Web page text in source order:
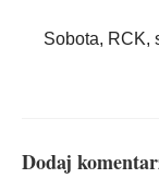
Sobota, RCK,
Dodaj